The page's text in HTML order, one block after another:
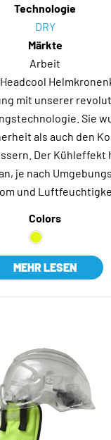
Technologie
DRY
Märkte
Arbeit
Headcool
mit unserer
Sie
als auch den
Der Kühleffekt
je nach
und
Colors
MEHR LESEN